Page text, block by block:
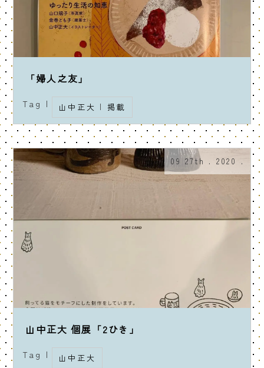
「婦人之友」
Tag | 山中正大 |掲載
09 27th . 2020 .
山中正大 個展「2ひき」
Tag | 山中正大